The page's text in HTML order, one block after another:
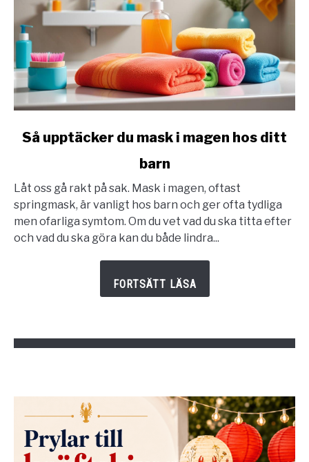
link
upptäcker
mask
Så upptäcker du mask i magen hos ditt
barn
Låt oss gå rakt på sak. Mask i magen, oftast
springmask, är vanligt hos barn och ger ofta tydliga
men ofarliga symtom. Om du vet vad du ska titta efter
och vad du ska göra kan du både lindra...